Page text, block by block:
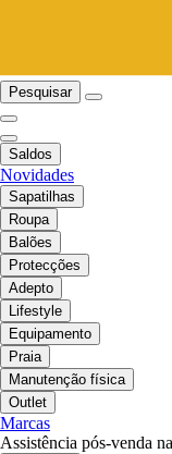
Pesquisar
Saldos
Novidades
Sapatilhas
Roupa
Balões
Protecções
Adepto
Lifestyle
Equipamento
Praia
Manutenção física
Outlet
Marcas
Assistência pós-venda